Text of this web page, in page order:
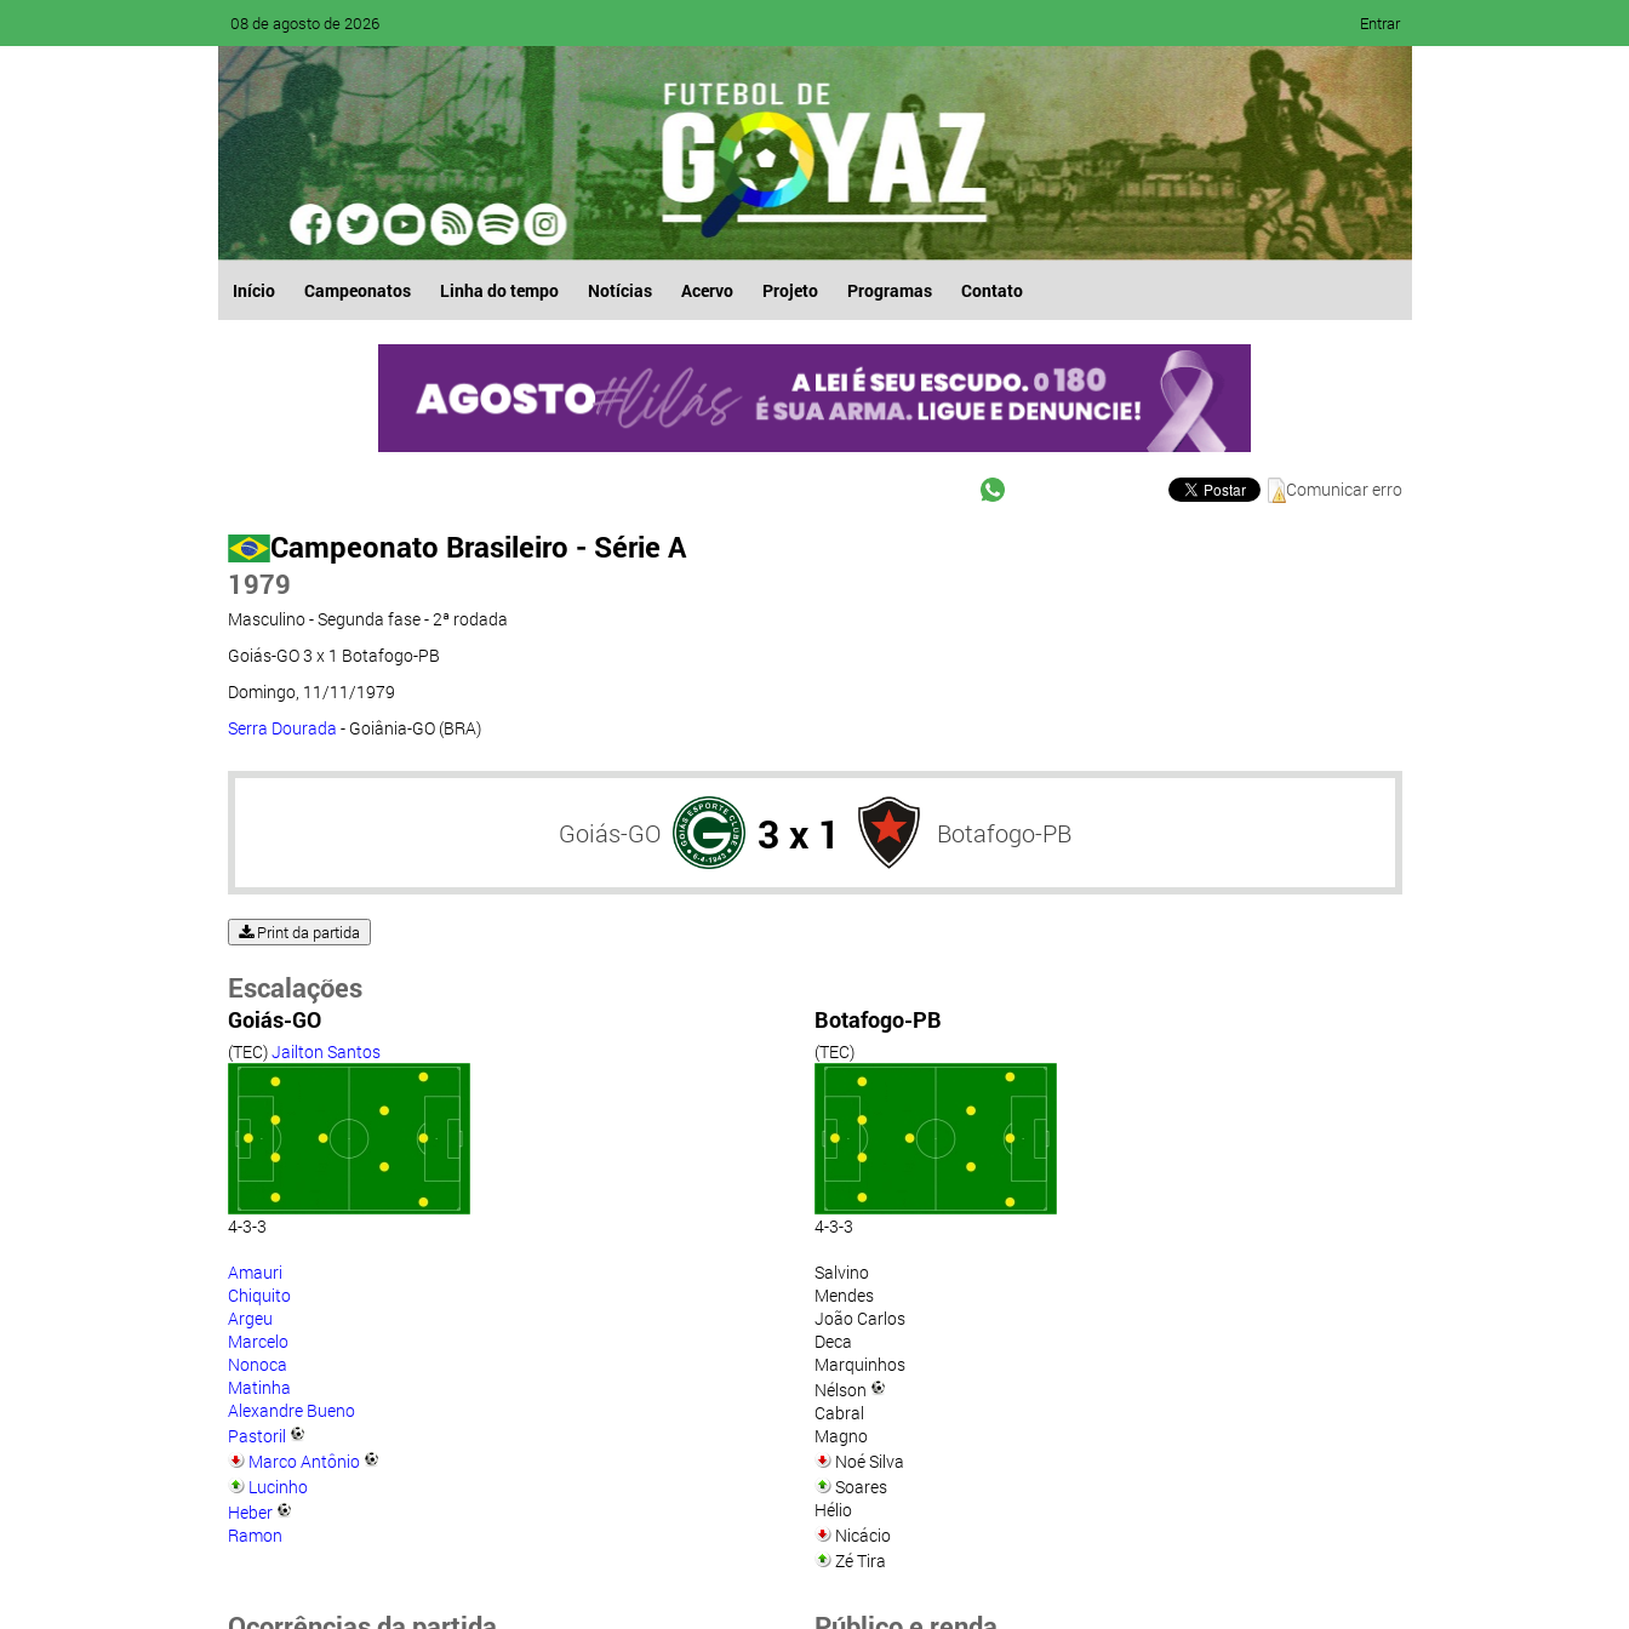
08 de agosto de 2026 Entrar
Início Campeonatos Linha do tempo Notícias Acervo Projeto Programas Contato
Comunicar erro
Campeonato Brasileiro - Série A
1979
Masculino - Segunda fase - 2ª rodada
Goiás-GO 3 x 1 Botafogo-PB
Domingo, 11/11/1979
Serra Dourada - Goiânia-GO (BRA)
Goiás-GO 3 x 1 Botafogo-PB
Print da partida
Escalações
Goiás-GO
(TEC)Jailton Santos
4-3-3
Amauri
Chiquito
Argeu
Marcelo
Nonoca
Matinha
Alexandre Bueno
Pastoril
Marco Antônio
Lucinho
Heber
Ramon
Botafogo-PB
(TEC)
4-3-3
Salvino
Mendes
João Carlos
Deca
Marquinhos
Nélson
Cabral
Magno
Noé Silva
Soares
Hélio
Nicácio
Zé Tira